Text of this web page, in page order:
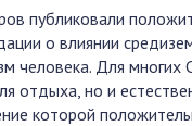
публиковали
о влиянии
человека. Для многих
отдыха, но и
которой